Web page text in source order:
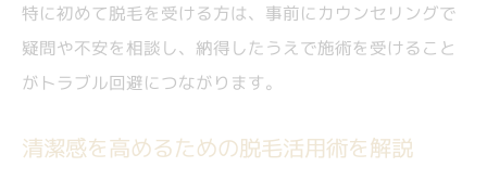
特に初めて脱毛を受ける方は、事前にカウンセリングで
疑問や不安を相談し、納得したうえで施術を受けること
がトラブル回避につながります。
清潔感を高めるための脱毛活用術を解説